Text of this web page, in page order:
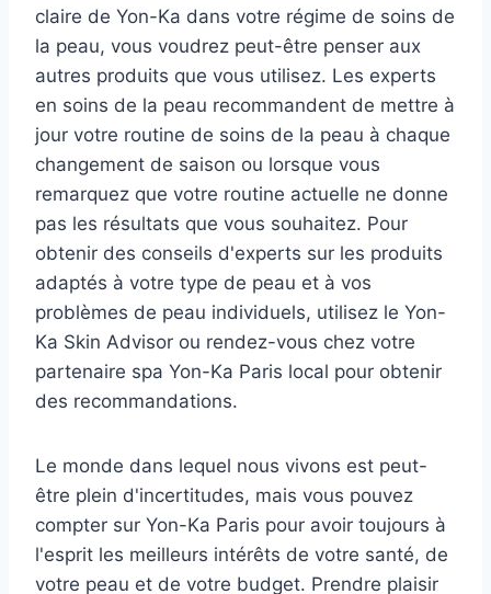
claire de Yon-Ka dans votre régime de soins de
la peau, vous voudrez peut-être penser aux
autres produits que vous utilisez. Les experts
en soins de la peau recommandent de mettre à
jour votre routine de soins de la peau à chaque
changement de saison ou lorsque vous
remarquez que votre routine actuelle ne donne
pas les résultats que vous souhaitez. Pour
obtenir des conseils d'experts sur les produits
adaptés à votre type de peau et à vos
problèmes de peau individuels, utilisez le Yon-
Ka Skin Advisor ou rendez-vous chez votre
partenaire spa Yon-Ka Paris local pour obtenir
des recommandations.
Le monde dans lequel nous vivons est peut-
être plein d'incertitudes, mais vous pouvez
compter sur Yon-Ka Paris pour avoir toujours à
l'esprit les meilleurs intérêts de votre santé, de
votre peau et de votre budget. Prendre plaisir